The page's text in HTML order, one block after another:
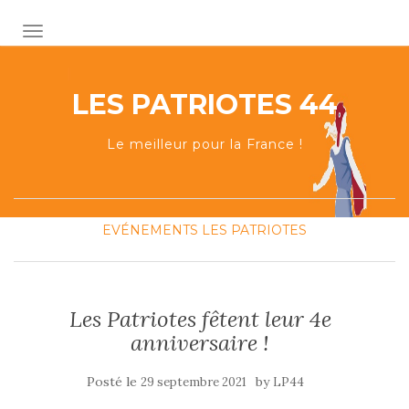
AFFICHER/MASQUER LA NAVIGATION
LES PATRIOTES 44
Le meilleur pour la France !
EVÉNEMENTS LES PATRIOTES
Les Patriotes fêtent leur 4e
anniversaire !
Posté le 29 septembre 2021 by LP44